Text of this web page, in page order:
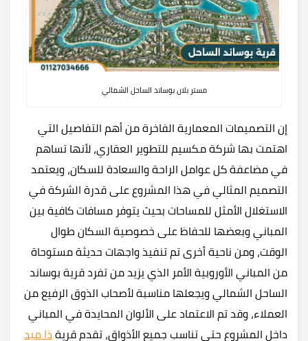
مستر بلان بوساند الساحل الشمالي
إن التصميمات المعمارية الفاخرة من أهم التفاصيل التي
اهتمت بها شركة مكسيم للتطوير العقاري، لأنها تساهم
في مضاعفة كل عوامل الراحة والسعادة للسكان، ويعتمد
التصميم المثالي في هذا المشروع على قدرة الشركة في
الاستغلال الأمثل للمساحات بحيث يتوفر مسافات كافية بين
المباني وبعضها للحفاظ على خصوصية السكان طوال
الوقت، ومن ناحية أخرى تم تنفيذ واجهات حديثة مستوحاة
من المباني الأوروبية الأمر الذي يزيد من تفرد قرية بوساند
الساحل الشمالي ويجعلها مناسبة لأصحاب الذوق الرفيع من
العملاء، وقد تم الاعتماد على الألوان المحايدة في المباني
داخل المشروع حتى تناسب جميع الأذواق، تقدم قرية ذا ميد